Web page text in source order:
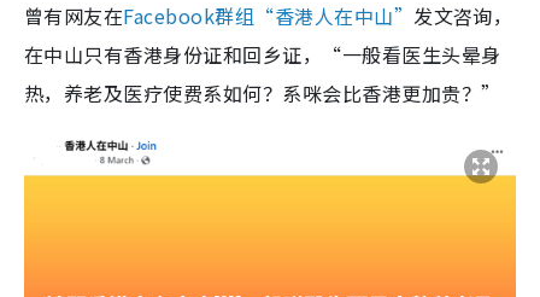
曾有网友在Facebook群组“香港人在中山” 发文咨询，
在中山只有香港身份证和回乡证，“一般看医生头晕身
热，养老及医疗使费系如何？系咪会比香港更加贵？”